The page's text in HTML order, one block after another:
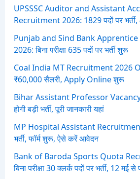
UPSSSC Auditor and Assistant
Recruitment 2026: 1829 पदों पर
Punjab and Sind Bank
2026: बिना परीक्षा 635 पदों पर भर्ती शुरू
Coal India MT Recruitment 2026
₹60,000 सैलरी, Apply Online शुरू
Bihar Assistant Professor Vacancy
होगी बड़ी भर्ती, पूरी जानकारी यहां
MP Hospital Assistant
भर्ती, फॉर्म शुरू, ऐसे करें आवेदन
Bank of Baroda Sports Quota
बिना परीक्षा 30 क्लर्क पदों पर भर्ती, 12